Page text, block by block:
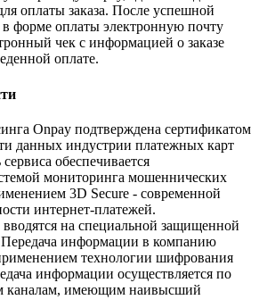
оплаты заказа. После успешной
форме оплаты электронную почту
чек с информацией о заказе
оплате.
Onpay подтверждена сертификатом
данных индустрии платежных карт
обеспечивается
мониторинга мошеннических
3D Secure - современной
интернет-платежей.
на специальной защищенной
информации в компанию
технологии шифрования
информации осуществляется по
каналам, имеющим наивысший